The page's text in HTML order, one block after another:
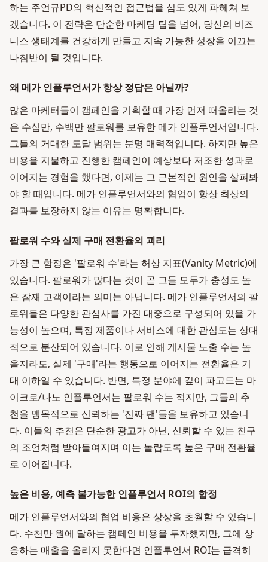
하는 주언규PD의 혁신적인 접근법을 심도 있게 파헤쳐 보
겠습니다. 이 전략은 단순한 마케팅 팁을 넘어, 당신의 비즈
니스 생태계를 건강하게 만들고 지속 가능한 성장을 이끄는
나침반이 될 것입니다.
왜 메가 인플루언서가 항상 정답은 아닐까?
많은 마케터들이 캠페인을 기획할 때 가장 먼저 떠올리는 것
은 수십만, 수백만 팔로워를 보유한 메가 인플루언서입니다.
그들의 거대한 도달 범위는 분명 매력적입니다. 하지만 높은
비용을 지불하고 진행한 캠페인이 예상보다 저조한 성과로
이어지는 경험을 했다면, 이제는 그 근본적인 원인을 살펴봐
야 할 때입니다. 메가 인플루언서와의 협업이 항상 최상의
결과를 보장하지 않는 이유는 명확합니다.
팔로워 수와 실제 구매 전환율의 괴리
가장 큰 함정은 '팔로워 수'라는 허상 지표(Vanity Metric)에
있습니다. 팔로워가 많다는 것이 곧 그들 모두가 충성도 높
은 잠재 고객이라는 의미는 아닙니다. 메가 인플루언서의 팔
로워들은 다양한 관심사를 가진 대중으로 구성되어 있을 가
능성이 높으며, 특정 제품이나 서비스에 대한 관심도는 상대
적으로 분산되어 있습니다. 이로 인해 게시물 노출 수는 높
을지라도, 실제 '구매'라는 행동으로 이어지는 전환율은 기
대 이하일 수 있습니다. 반면, 특정 분야에 깊이 파고드는 마
이크로/나노 인플루언서는 팔로워 수는 적지만, 그들의 추
천을 맹목적으로 신뢰하는 '진짜 팬'들을 보유하고 있습니
다. 이들의 추천은 단순한 광고가 아닌, 신뢰할 수 있는 친구
의 조언처럼 받아들여지며 이는 놀랍도록 높은 구매 전환율
로 이어집니다.
높은 비용, 예측 불가능한 인플루언서 ROI의 함정
메가 인플루언서와의 협업 비용은 상상을 초월할 수 있습니
다. 수천만 원에 달하는 캠페인 비용을 투자했지만, 그에 상
응하는 매출을 올리지 못한다면 인플루언서 ROI는 급격히